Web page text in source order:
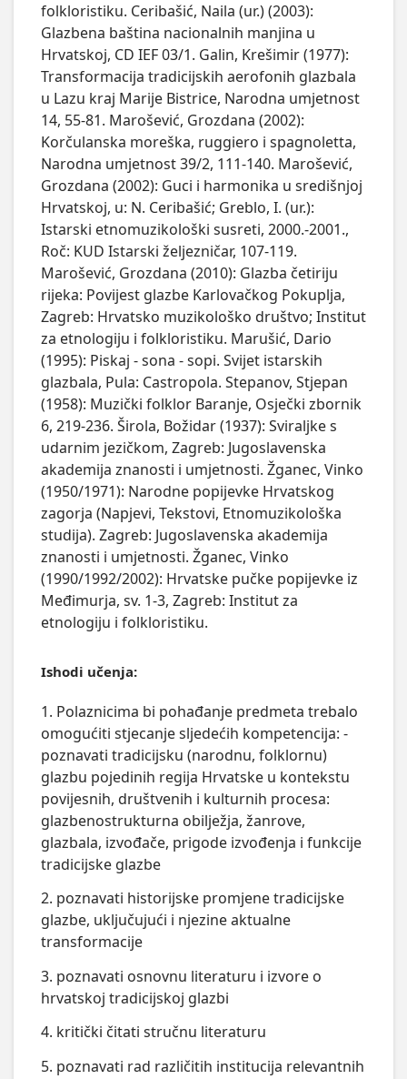
folkloristiku. Ceribašić, Naila (ur.) (2003):
Glazbena baština nacionalnih manjina u
Hrvatskoj, CD IEF 03/1. Galin, Krešimir (1977):
Transformacija tradicijskih aerofonih glazbala
u Lazu kraj Marije Bistrice, Narodna umjetnost
14, 55-81. Marošević, Grozdana (2002):
Korčulanska moreška, ruggiero i spagnoletta,
Narodna umjetnost 39/2, 111-140. Marošević,
Grozdana (2002): Guci i harmonika u središnjoj
Hrvatskoj, u: N. Ceribašić; Greblo, I. (ur.):
Istarski etnomuzikološki susreti, 2000.-2001.,
Roč: KUD Istarski željezničar, 107-119.
Marošević, Grozdana (2010): Glazba četiriju
rijeka: Povijest glazbe Karlovačkog Pokuplja,
Zagreb: Hrvatsko muzikološko društvo; Institut
za etnologiju i folkloristiku. Marušić, Dario
(1995): Piskaj - sona - sopi. Svijet istarskih
glazbala, Pula: Castropola. Stepanov, Stjepan
(1958): Muzički folklor Baranje, Osječki zbornik
6, 219-236. Širola, Božidar (1937): Sviraljke s
udarnim jezičkom, Zagreb: Jugoslavenska
akademija znanosti i umjetnosti. Žganec, Vinko
(1950/1971): Narodne popijevke Hrvatskog
zagorja (Napjevi, Tekstovi, Etnomuzikološka
studija). Zagreb: Jugoslavenska akademija
znanosti i umjetnosti. Žganec, Vinko
(1990/1992/2002): Hrvatske pučke popijevke iz
Međimurja, sv. 1-3, Zagreb: Institut za
etnologiju i folkloristiku.
Ishodi učenja:
1. Polaznicima bi pohađanje predmeta trebalo
omogućiti stjecanje sljedećih kompetencija: -
poznavati tradicijsku (narodnu, folklornu)
glazbu pojedinih regija Hrvatske u kontekstu
povijesnih, društvenih i kulturnih procesa:
glazbenostrukturna obilježja, žanrove,
glazbala, izvođače, prigode izvođenja i funkcije
tradicijske glazbe
2. poznavati historijske promjene tradicijske
glazbe, uključujući i njezine aktualne
transformacije
3. poznavati osnovnu literaturu i izvore o
hrvatskoj tradicijskoj glazbi
4. kritički čitati stručnu literaturu
5. poznavati rad različitih institucija relevantnih